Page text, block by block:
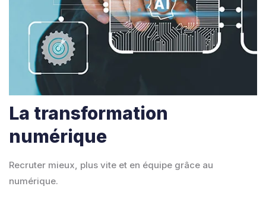
La transformation
numérique
Recruter mieux, plus vite et en équipe grâce au
numérique.